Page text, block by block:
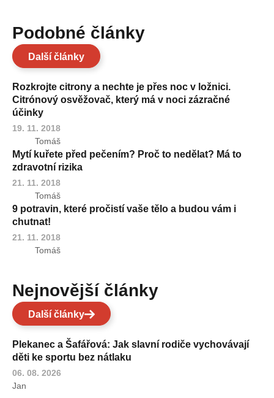
Podobné články
Další články
Rozkrojte citrony a nechte je přes noc v ložnici.
Citrónový osvěžovač, který má v noci zázračné
účinky
19. 11. 2018
Tomáš
Mytí kuřete před pečením? Proč to nedělat? Má to
zdravotní rizika
21. 11. 2018
Tomáš
9 potravin, které pročistí vaše tělo a budou vám i
chutnat!
21. 11. 2018
Tomáš
Nejnovější články
Další články
Plekanec a Šafářová: Jak slavní rodiče vychovávají
děti ke sportu bez nátlaku
06. 08. 2026
Jan